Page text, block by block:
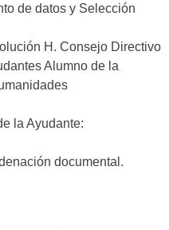
de datos y Selección
H. Consejo Directivo
Alumno de la
la Ayudante:
documental.